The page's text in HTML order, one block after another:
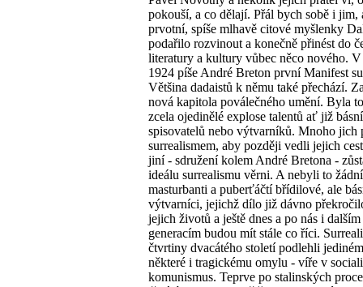
pokouší, a co dělají. Přál bych sobě i jim,
prvotní, spíše mlhavě citové myšlenky
podařilo rozvinout a konečně přinést do
literatury a kultury vůbec něco nového. V
1924 píše André Breton první Manifest
Většina dadaistů k němu také přechází.
nová kapitola poválečného umění. Byla
zcela ojedinělé explose talentů ať již
spisovatelů nebo výtvarníků. Mnoho jich
surrealismem, aby později vedli jejich
jiní - sdružení kolem André Bretona -
ideálu surrealismu věrni. A nebyli to žádní
masturbanti a puberťáčtí břídilové, ale
výtvarníci, jejichž dílo již dávno
jejich životů a ještě dnes a po nás i dalším
generacím budou mít stále co říci.
čtvrtiny dvacátého století podlehli
některé i tragickému omylu - víře v
komunismus. Teprve po stalinských